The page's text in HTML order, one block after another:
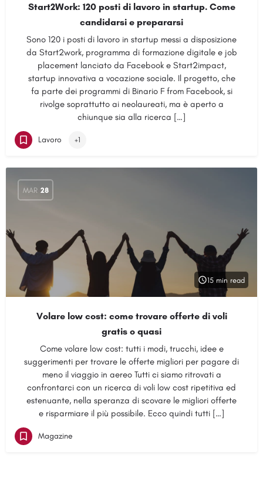
Start2Work: 120 posti di lavoro in startup. Come
candidarsi e prepararsi
Sono 120 i posti di lavoro in startup messi a disposizione
da Start2work, programma di formazione digitale e job
placement lanciato da Facebook e Start2impact,
startup innovativa a vocazione sociale. Il progetto, che
fa parte dei programmi di Binario F from Facebook, si
rivolge soprattutto ai neolaureati, ma è aperto a
chiunque sia alla ricerca […]
Lavoro +1
MAR 28
15 min read
Volare low cost: come trovare offerte di voli
gratis o quasi
Come volare low cost: tutti i modi, trucchi, idee e
suggerimenti per trovare le offerte migliori per pagare di
meno il viaggio in aereo Tutti ci siamo ritrovati a
confrontarci con un ricerca di voli low cost ripetitiva ed
estenuante, nella speranza di scovare le migliori offerte
e risparmiare il più possibile. Ecco quindi tutti […]
Magazine